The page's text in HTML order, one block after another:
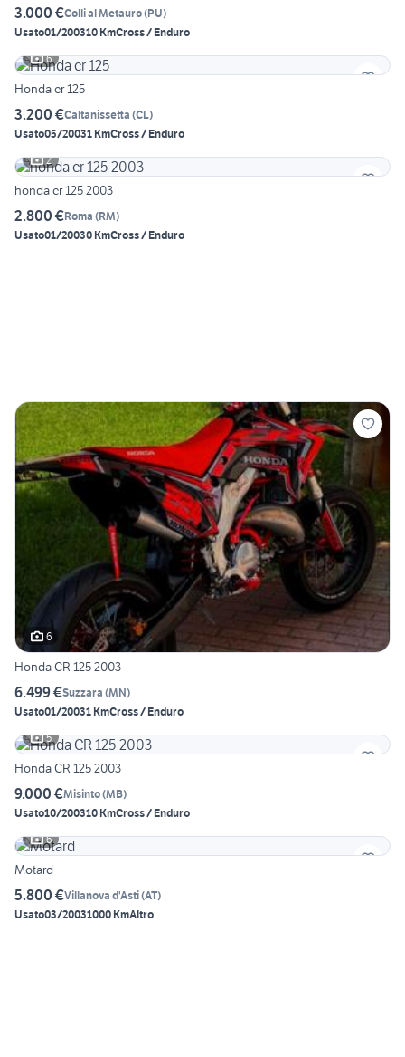
3.000 €Colli al Metauro(PU)
Usato01/200310 KmCross / Enduro
6
Honda cr 125
3.200 €Caltanissetta (CL)
Usato05/20031 KmCross / Enduro
2
honda cr 125 2003
2.800 €Roma (RM)
Usato01/20030 KmCross / Enduro
6
Honda CR 125 2003
6.499 €Suzzara (MN)
Usato01/20031 KmCross / Enduro
5
Honda CR 125 2003
9.000 €Misinto(MB)
Usato10/200310 KmCross / Enduro
6
Motard
5.800 €Villanova d'Asti(AT)
Usato03/20031000 KmAltro